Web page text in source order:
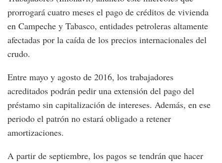
prorrogará cuatro meses el pago de créditos de vivienda
en Campeche y Tabasco, entidades petroleras altamente
afectadas por la caída de los precios internacionales del
crudo.
Entre mayo y agosto de 2016, los trabajadores
acreditados podrán pedir una extensión del pago del
préstamo sin capitalización de intereses. Además, en ese
periodo el patrón no estará obligado a retener
amortizaciones.
A partir de septiembre, los pagos se tendrán que hacer